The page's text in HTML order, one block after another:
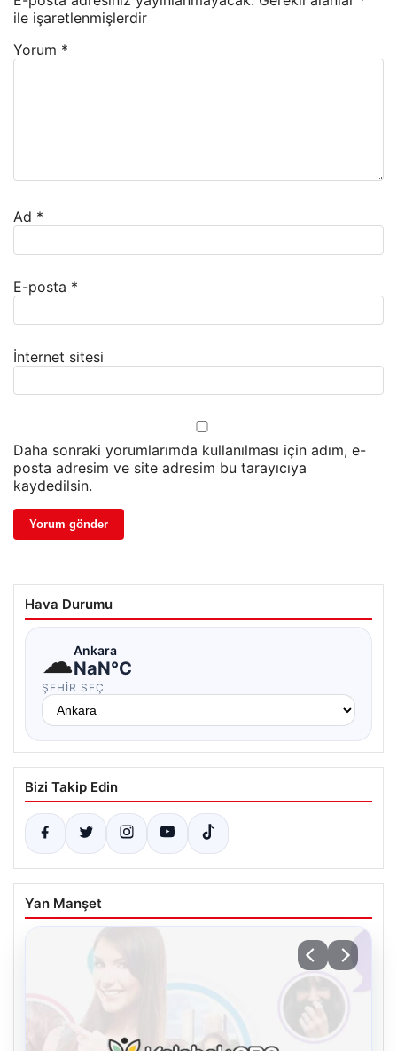
ile işaretlenmişlerdir
Yorum *
Ad *
E-posta *
İnternet sitesi
Daha sonraki yorumlarımda kullanılması için adım, e-
posta adresim ve site adresim bu tarayıcıya
kaydedilsin.
Hava Durumu
☁Ankara
NaN°C
ŞEHIR SEÇ
Bizi Takip Edin
Yan Manşet